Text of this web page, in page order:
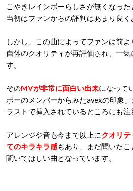
こやきレインボーらしさが無くなっ
当初はファンからの評判はあまり良く
しかし、この曲によってファンは前
自体のクオリティが再評価され、一
す。
そのMVが非常に面白い出来になって
ボーのメンバーからみたavexの印象
ラストで挿入されているところにも注
アレンジや音も今まで以上にクオリテ
てのキラキラ感もあり、まだ聞いた
聞いてほしい曲となっています。